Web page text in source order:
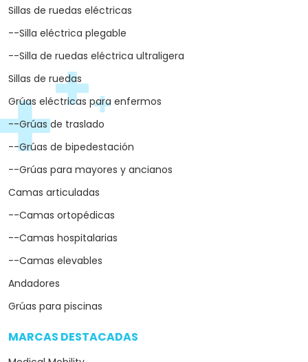
Sillas de ruedas eléctricas
--Silla eléctrica plegable
--Silla de ruedas eléctrica ultraligera
Sillas de ruedas
Grúas eléctricas para enfermos
--Grúas de traslado
--Grúas de bipedestación
--Grúas para mayores y ancianos
Camas articuladas
--Camas ortopédicas
--Camas hospitalarias
--Camas elevables
Andadores
Grúas para piscinas
MARCAS DESTACADAS